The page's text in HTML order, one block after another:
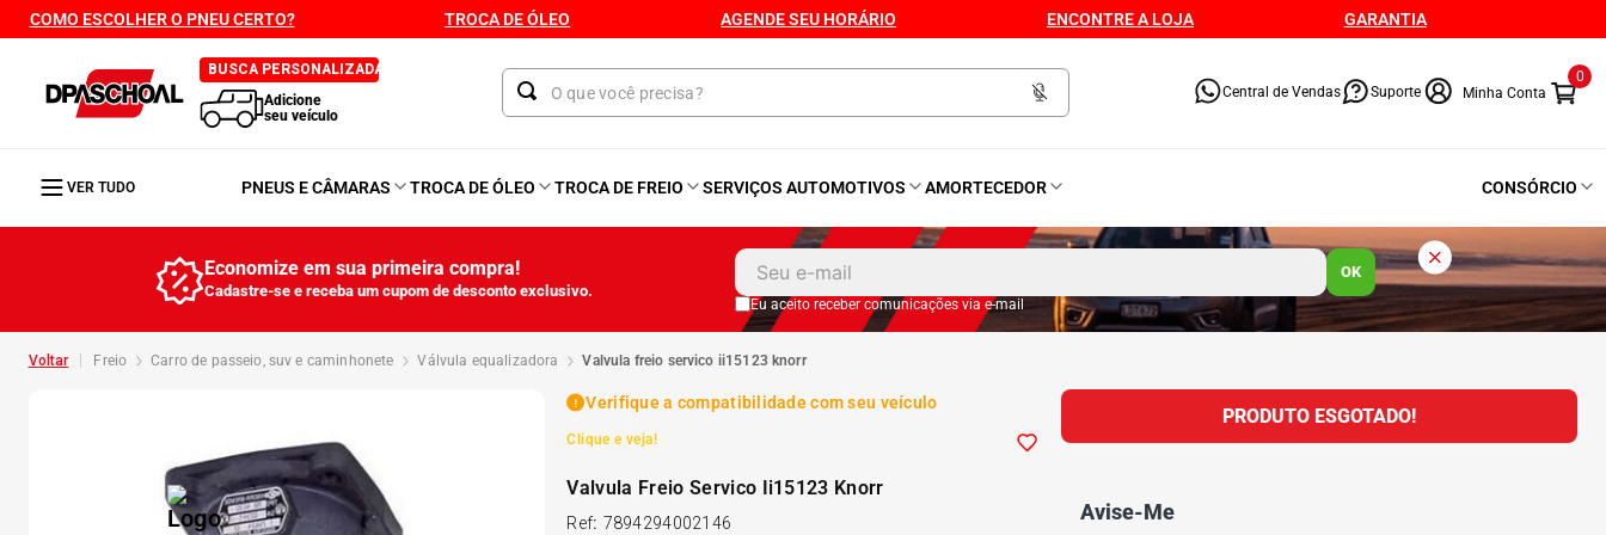
COMO ESCOLHER O PNEU CERTO? TROCA DE ÓLEO AGENDE SEU HORÁRIO ENCONTRE A LOJA GARANTIA
BUSCA PERSONALIZADA
Adicione
seu veículo
Central de Vendas Suporte
0
VER TUDO PNEUS E CÂMARAS TROCA DE ÓLEO TROCA DE FREIO SERVIÇOS AUTOMOTIVOS AMORTECEDOR CONSÓRCIO
Economize em sua primeira compra!
Cadastre-se e receba um cupom de desconto exclusivo.
OK
Eu aceito receber comunicações via e-mail
freio carro de passeio, suv e caminhonete válvula equalizadora valvula freio servico ii15123 knorr
Verifique a compatibilidade com seu veículo
Clique e veja!
Valvula Freio Servico Ii15123 Knorr
Ref: 7894294002146
PRODUTO ESGOTADO!
Avise-Me
1º Kit 4 Pneu
2º Kit Pneu
3º Bproauto
175 65r14
Kit 4 Pneu Xbri Aro 13